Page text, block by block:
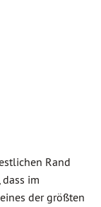
Rand
im
der größten